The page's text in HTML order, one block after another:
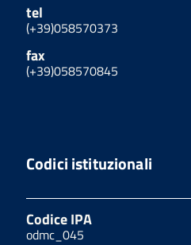
tel
(+39)058570373
fax
(+39)058570845
Codici istituzionali
Codice IPA
odmc_045